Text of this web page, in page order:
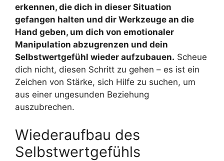
erkennen, die dich in dieser Situation
gefangen halten und dir Werkzeuge an die
Hand geben, um dich von emotionaler
Manipulation abzugrenzen und dein
Selbstwertgefühl wieder aufzubauen. Scheue
dich nicht, diesen Schritt zu gehen – es ist ein
Zeichen von Stärke, sich Hilfe zu suchen, um
aus einer ungesunden Beziehung
auszubrechen.
Wiederaufbau des
Selbstwertgefühls